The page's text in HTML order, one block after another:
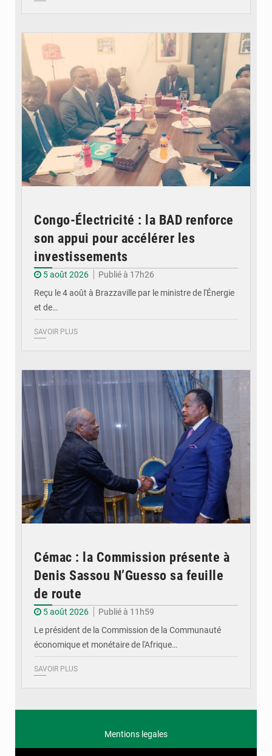
Congo-Électricité : la BAD renforce
son appui pour accélérer les
investissements
5 août 2026
Publié à 17h26
Reçu le 4 août à Brazzaville par le ministre de l'Énergie
et de…
SAVOIR PLUS
Cémac : la Commission présente à
Denis Sassou N’Guesso sa feuille
de route
5 août 2026
Publié à 11h59
Le président de la Commission de la Communauté
économique et monétaire de l'Afrique…
SAVOIR PLUS
Mentions legales